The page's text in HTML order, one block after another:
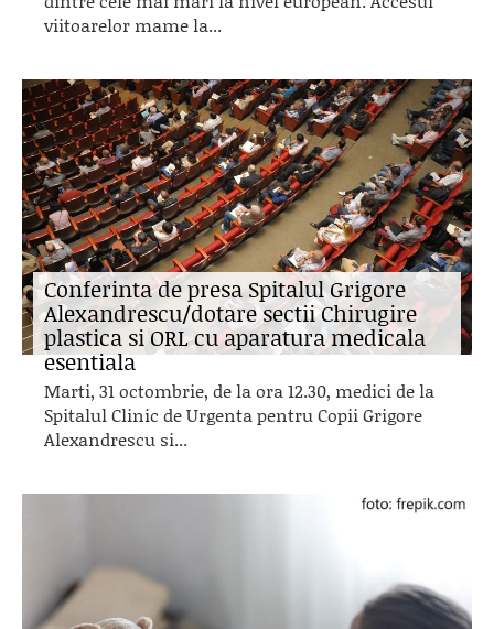
viitoarelor mame la...
Conferinta de presa Spitalul Grigore
Alexandrescu/dotare sectii Chirugire
plastica si ORL cu aparatura medicala
esentiala
Marti, 31 octombrie, de la ora 12.30, medici de la
Spitalul Clinic de Urgenta pentru Copii Grigore
Alexandrescu si...